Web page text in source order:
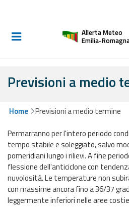
Informati e
Allerte E
Bollettini
Meteo
Allerte e
Bollettini
Valanghe
Allerta Meteo
Emilia-
Previsioni a medio
Home
Previsioni a medio termine
Permarranno per l'intero periodo
tempo stabile e soleggiato, salvo
pomeridiani lungo i rilievi. A fine
flessione dell'anticiclone con
nuvolosità. Le temperature non
con massime ancora fino a 36/37
leggermente inferiori nelle aree